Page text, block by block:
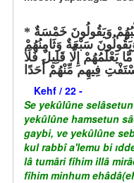
سَبْعَةٌ وَثَامِنُهُمْ
يَعْلَمُهُمْ إِلَّا قَلِيلٌ فَلَا
فِيهِم مِّنْهُمْ أَحَدًا
Kehf / 22 -
Se yekûlûne
yekûlûne hamsetun
gaybi, ve yekûlûne
kul rabbî a'lemu bi
lâ tumâri fîhim illâ
fîhim minhum